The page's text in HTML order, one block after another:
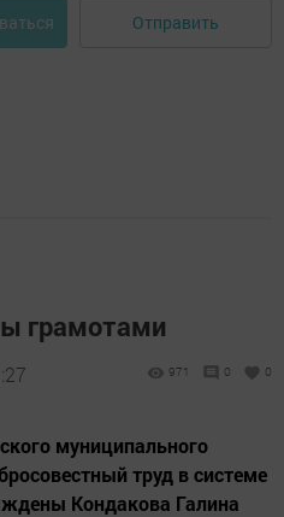
Отправить
грамотами
971 0 0
муниципального
труд в системе
Кондакова Галина